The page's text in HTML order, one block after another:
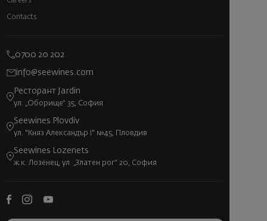
Contacts
0700 20 202
info@seewines.com
Ресторант Jardin
ул. „Оборище“ 35, София
Seewines Plovdiv
ул. "Княз Александър I" №45, Пловдив
Seewines Lozenets
ж.к. Лозенец, ул. „Златен рог“ 20, София